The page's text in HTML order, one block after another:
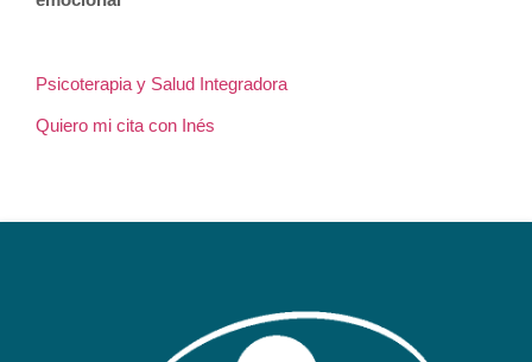
Psicoterapia y Salud Integradora
Quiero mi cita con Inés